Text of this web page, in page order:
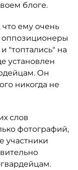
блоге.
что ему очень
оппозиционеры
"топтались" на
установлен
Он
никогда не
слов
фотографий,
участники